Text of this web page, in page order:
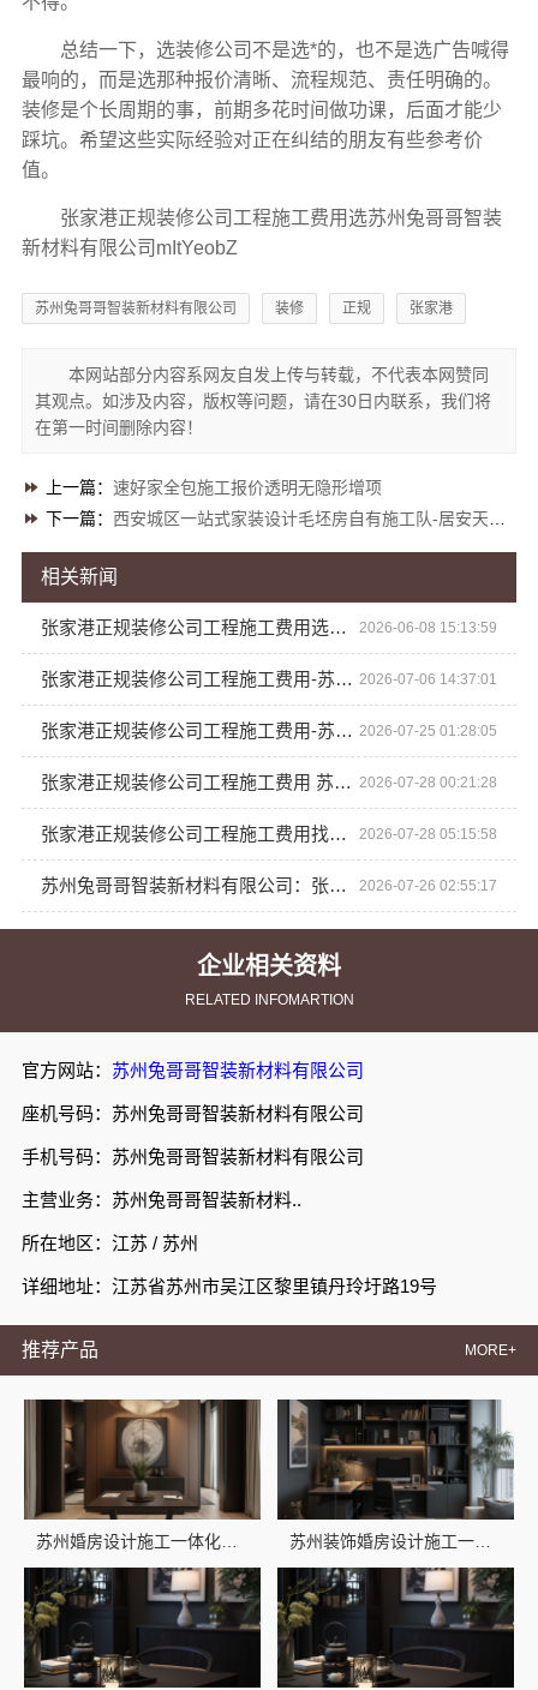
企业相关资料
RELATED INFOMARTION
官方网站： 苏州兔哥哥智装新材料有限公司
座机号码：苏州兔哥哥智装新材料有限公司
手机号码：苏州兔哥哥智装新材料有限公司
主营业务：苏州兔哥哥智装新材料..
所在地区：江苏 / 苏州
详细地址：江苏省苏州市吴江区黎里镇丹玲圩路19号
推荐产品 MORE+
总结一下，选装修公司不是选*的，也不是选广告喊得
最响的，而是选那种报价清晰、流程规范、责任明确的。
装修是个长周期的事，前期多花时间做功课，后面才能少
踩坑。希望这些实际经验对正在纠结的朋友有些参考价
值。
张家港正规装修公司工程施工费用选苏州兔哥哥智装
新材料有限公司mItYeobZ
苏州兔哥哥智装新材料有限公司 装修 正规 张家港
本网站部分内容系网友自发上传与转载，不代表本网赞同
其观点。如涉及内容，版权等问题，请在30日内联系，我们将
在第一时间删除内容！
上一篇： 速好家全包施工报价透明无隐形增项
下一篇： 西安城区一站式家装设计毛坯房自有施工队-居安天成（西安）建筑工程有限责任公司
相关新闻
张家港正规装修公司工程施工费用选苏州兔哥哥智装新材料有限公司 2026-06-08 15:13:59
张家港正规装修公司工程施工费用-苏州兔哥哥智装新材料有限公司 2026-07-06 14:37:01
张家港正规装修公司工程施工费用-苏州兔哥哥智装新材料有限公司 2026-07-25 01:28:05
张家港正规装修公司工程施工费用 苏州兔哥哥智装新材料有限公司 透明报价 2026-07-28 00:21:28
张家港正规装修公司工程施工费用找苏州兔哥哥智装新材料有限公司 2026-07-28 05:15:58
苏州兔哥哥智装新材料有限公司：张家港本地装修公司家装费用指南 2026-07-26 02:55:17